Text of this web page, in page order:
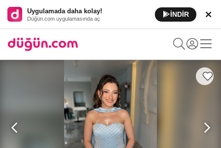
Uygulamada daha kolay!
Düğün.com uygulamasında aç
İNDİR